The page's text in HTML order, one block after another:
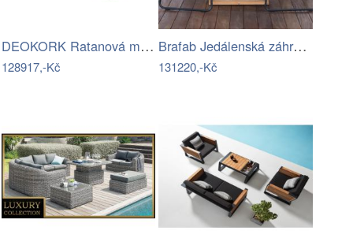
DEOKORK Ratanová modulová jídelní…
128917,-Kč
Brafab Jedálenská záhradná súprava…
131220,-Kč